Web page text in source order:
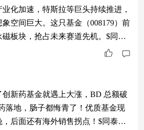
，指数或延续波动向上。 张雨迪 华
业化加速，特斯拉等巨头持续推进，
空间巨大。这只基金（008179）前
磁板块，抢占未来赛道先机。$同泰
晒我的2025投资战绩！#
创新药基金就遇上大涨，BD 总额破
落地，肠子都悔青了！优质基金现
后面还有海外销售拐点！$同泰大